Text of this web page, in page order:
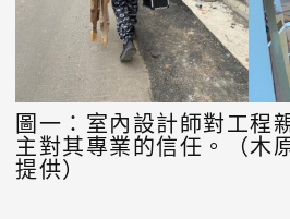
圖一：室內設計師對工程
主對其專業的信任。（木
提供）